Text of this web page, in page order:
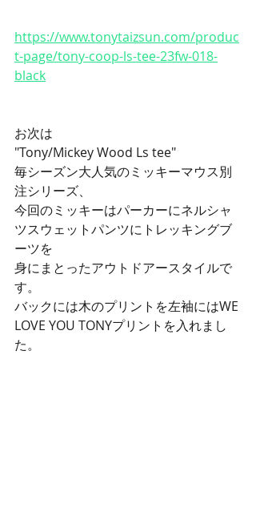
https://www.tonytaizsun.com/produc
t-page/tony-coop-ls-tee-23fw-018-
black
お次は
"Tony/Mickey Wood Ls tee"
毎シーズン大人気のミッキーマウス別
注シリーズ、
今回のミッキーはパーカーにネルシャ
ツスウェットパンツにトレッキングブ
ーツを
身にまとったアウトドアースタイルで
す。
バックには木のプリントを左袖にはWE
LOVE YOU TONYプリントを入れまし
た。